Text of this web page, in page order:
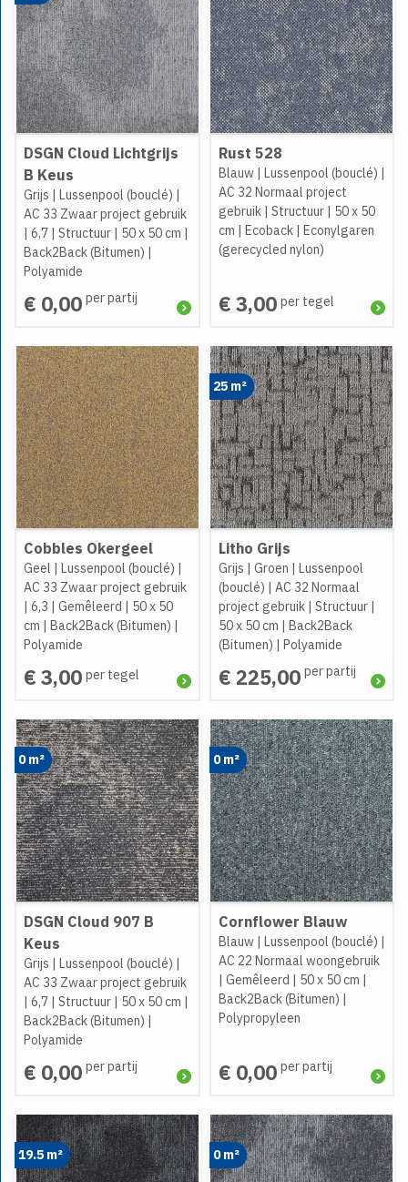
DSGN Cloud Lichtgrijs
B Keus
Grijs | Lussenpool (bouclé) |
AC 33 Zwaar project gebruik
| 6,7 | Structuur | 50 x 50 cm |
Back2Back (Bitumen) |
Polyamide
€ 0,00 per partij
Rust 528
Blauw| Lussenpool (bouclé) |
AC 32 Normaal project
gebruik| Structuur| 50 x 50
cm | Ecoback| Econylgaren
(gerecycled nylon)
€ 3,00 per tegel
Cobbles Okergeel
Geel | Lussenpool (bouclé) |
AC 33 Zwaar project gebruik
| 6,3 | Gemêleerd | 50 x 50
cm | Back2Back (Bitumen) |
Polyamide
€ 3,00 per tegel
25 m²
Litho Grijs
Grijs | Groen | Lussenpool
(bouclé) | AC 32 Normaal
project gebruik| Structuur|
50 x 50 cm | Back2Back
(Bitumen) | Polyamide
€ 225,00 per partij
0 m²
DSGN Cloud 907 B
Keus
Grijs | Lussenpool (bouclé) |
AC 33 Zwaar project gebruik
| 6,7 | Structuur | 50 x 50 cm |
Back2Back (Bitumen) |
Polyamide
€ 0,00 per partij
0 m²
Cornflower Blauw
Blauw| Lussenpool (bouclé) |
AC 22 Normaal woongebruik
| Gemêleerd | 50 x 50 cm |
Back2Back (Bitumen) |
Polypropyleen
€ 0,00 per partij
19.5 m² 0 m²